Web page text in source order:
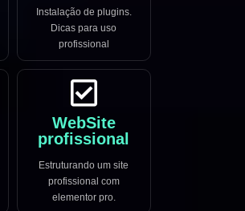
Instalação de plugins.
Dicas para uso
profissional
WebSite
profissional
Estruturando um site
profissional com
elementor pro.